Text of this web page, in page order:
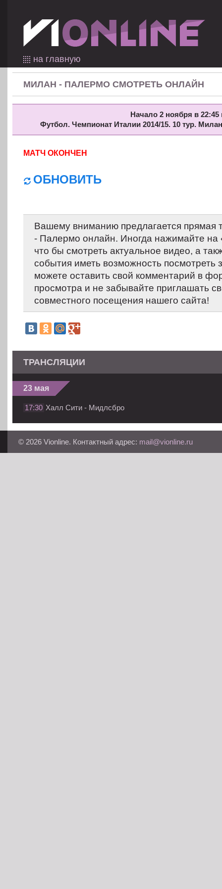
на главную
МИЛАН - ПАЛЕРМО СМОТРЕТЬ ОНЛАЙН
Начало 2 ноября в 22:45
Футбол. Чемпионат Италии 2014/15. 10 тур.
МАТЧ ОКОНЧЕН
ОБНОВИТЬ
Вашему вниманию предлагается прямая
- Палермо онлайн. Иногда нажимайте на
что бы смотреть актуальное видео, а
события иметь возможность
можете оставить свой комментарий в
просмотра и не забывайте приглашать
совместного посещения нашего сайта!
ТРАНСЛЯЦИИ
23 мая
17:30 Халл Сити - Мидлсбро
© 2026 Vionline. Контактный адрес: mail@vionline.ru